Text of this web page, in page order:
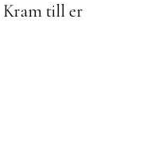
Kram till er